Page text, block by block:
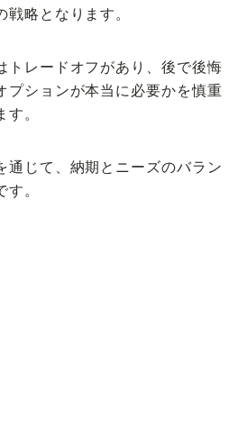
戦略となります。
トレードオフがあり、後で後悔
プションが本当に必要かを慎重
。
通じて、納期とニーズのバラン
す。